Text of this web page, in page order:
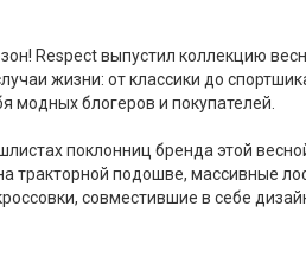
Respect выпустил коллекцию
жизни: от классики до
модных блогеров и покупателей.
поклонниц бренда этой
тракторной подошве, массивные
совместившие в себе